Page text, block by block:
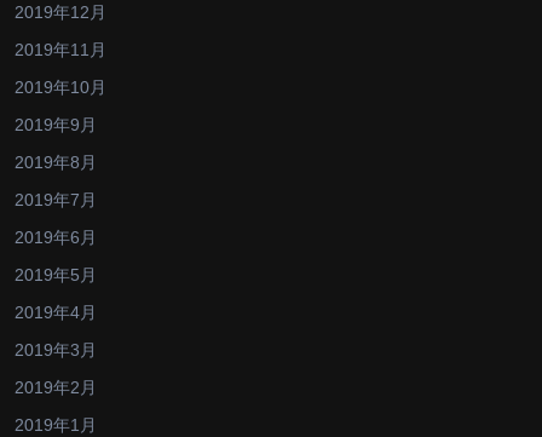
2019年12月
2019年11月
2019年10月
2019年9月
2019年8月
2019年7月
2019年6月
2019年5月
2019年4月
2019年3月
2019年2月
2019年1月